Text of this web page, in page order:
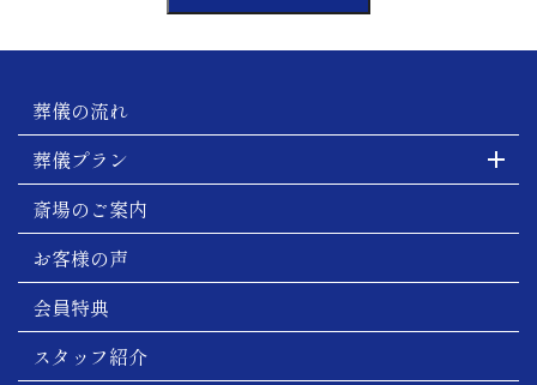
葬儀の流れ
葬儀プラン
斎場のご案内
お客様の声
会員特典
スタッフ紹介